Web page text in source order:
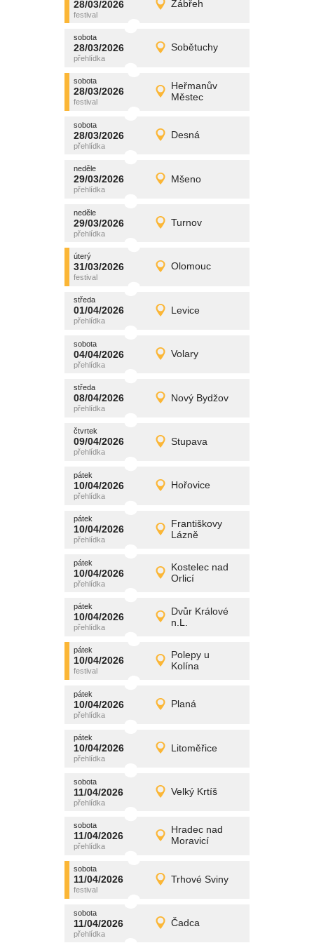
28/03/2026 Zábřeh
sobota
28/03/2026 Detail
sobota
28/03/2026 Sobětuchy
sobota
28/03/2026 Detail
promítání
sobota
28/03/2026
Heřmanův
Městec
sobota
28/03/2026 Detail
promítání
sobota
28/03/2026 Desná
sobota
28/03/2026 Detail
promítání
neděle
29/03/2026 Mšeno
neděle
29/03/2026 Detail
promítání
neděle
29/03/2026 Turnov
neděle
29/03/2026 Detail
promítání
úterý
31/03/2026 Olomouc
úterý
31/03/2026 Detail
promítání
středa
01/04/2026 Levice
středa
01/04/2026 Detail
promítání
sobota
04/04/2026 Volary
sobota
04/04/2026 Detail
promítání
středa
08/04/2026 Nový Bydžov
středa
08/04/2026 Detail
promítání
čtvrtek
09/04/2026 Stupava
čtvrtek
09/04/2026 Detail
promítání
pátek
10/04/2026 Hořovice
pátek
10/04/2026 Detail
promítání
pátek
10/04/2026
Františkovy
Lázně
pátek
10/04/2026 Detail
promítání
pátek
10/04/2026
Kostelec nad
Orlicí
pátek
10/04/2026 Detail
promítání
pátek
10/04/2026
Dvůr Králové
n.L.
pátek
10/04/2026 Detail
promítání
pátek
10/04/2026
Polepy u
Kolína
pátek
10/04/2026 Detail
promítání
pátek
10/04/2026 Planá
pátek
10/04/2026 Detail
promítání
pátek
10/04/2026 Litoměřice
pátek
10/04/2026 Detail
promítání
sobota
11/04/2026 Velký Krtíš
sobota
11/04/2026 Detail
promítání
sobota
11/04/2026
Hradec nad
Moravicí
sobota
11/04/2026 Detail
promítání
sobota
11/04/2026 Trhové Sviny
sobota
11/04/2026 Detail
promítání
sobota
11/04/2026 Čadca
sobota
11/04/2026 Detail
promítání